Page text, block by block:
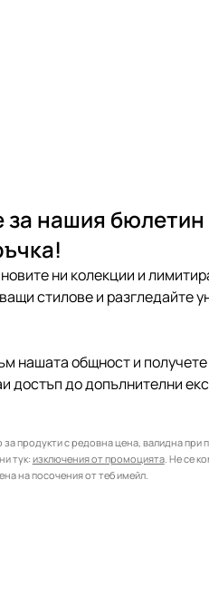
нашия бюлетин
ни колекции и
стилове и разгледайте
нашата общност и получете
достъп до допълнителни
продукти с редовна цена, валидна при
тук: изключения от промоцията. Не се
на посочения от теб имейл.